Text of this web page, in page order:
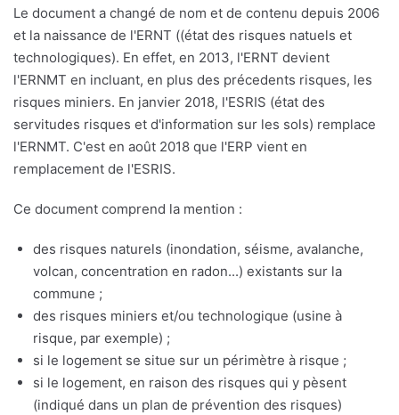
Le document a changé de nom et de contenu depuis 2006
et la naissance de l'ERNT ((état des risques natuels et
technologiques). En effet, en 2013, l'ERNT devient
l'ERNMT en incluant, en plus des précedents risques, les
risques miniers. En janvier 2018, l'ESRIS (état des
servitudes risques et d'information sur les sols) remplace
l'ERNMT. C'est en août 2018 que l'ERP vient en
remplacement de l'ESRIS.
Ce document comprend la mention :
des risques naturels (inondation, séisme, avalanche,
volcan, concentration en radon...) existants sur la
commune ;
des risques miniers et/ou technologique (usine à
risque, par exemple) ;
si le logement se situe sur un périmètre à risque ;
si le logement, en raison des risques qui y pèsent
(indiqué dans un plan de prévention des risques)